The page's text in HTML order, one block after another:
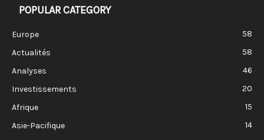
POPULAR CATEGORY
Europe
58
Actualités
58
Analyses
46
Investissements
20
Afrique
15
Asie-Pacifique
14